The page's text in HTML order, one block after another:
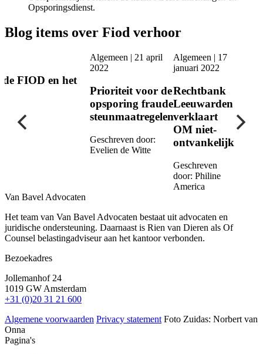
Opsporingsdienst.
Blog items over Fiod verhoor
FIOD en het
Algemeen | 21 april
2022
Prioriteit voor de
opsporing fraude
steunmaatregelen
Geschreven door:
Evelien de Witte
Algemeen | 17
januari 2022
Rechtbank
Leeuwarden
verklaart
OM niet-
ontvankelijk
Geschreven
door: Philine
America
Van Bavel Advocaten
Het team van Van Bavel Advocaten bestaat uit advocaten en
juridische ondersteuning. Daarnaast is Rien van Dieren als Of
Counsel belastingadviseur aan het kantoor verbonden.
Bezoekadres
Jollemanhof 24
1019 GW Amsterdam
+31 (0)20 31 21 600
Algemene voorwaarden Privacy statement Foto Zuidas: Norbert van
Onna
Pagina's